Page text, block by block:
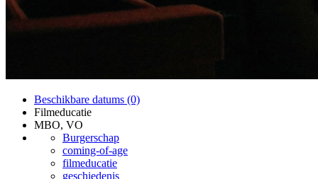
Beschikbare datums (0)
Filmeducatie
MBO, VO
Burgerschap
coming-of-age
filmeducatie
geschiedenis